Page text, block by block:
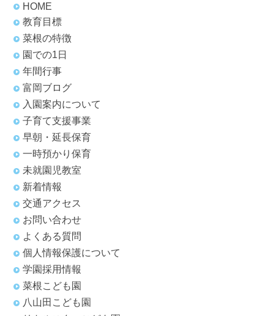
HOME
教育目標
菜根の特徴
園での1日
年間行事
富岡ブログ
入園案内について
子育て支援事業
早朝・延長保育
一時預かり保育
未就園児教室
新着情報
交通アクセス
お問い合わせ
よくある質問
個人情報保護について
学園採用情報
菜根こども園
八山田こども園